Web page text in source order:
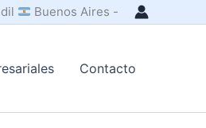
Buenos Aires -
Contacto